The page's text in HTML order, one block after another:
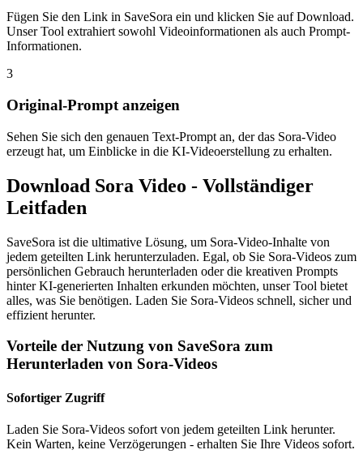
Fügen Sie den Link in SaveSora ein und klicken Sie auf Download.
Unser Tool extrahiert sowohl Videoinformationen als auch Prompt-
Informationen.
3
Original-Prompt anzeigen
Sehen Sie sich den genauen Text-Prompt an, der das Sora-Video
erzeugt hat, um Einblicke in die KI-Videoerstellung zu erhalten.
Download Sora Video - Vollständiger
Leitfaden
SaveSora ist die ultimative Lösung, um Sora-Video-Inhalte von
jedem geteilten Link herunterzuladen. Egal, ob Sie Sora-Videos zum
persönlichen Gebrauch herunterladen oder die kreativen Prompts
hinter KI-generierten Inhalten erkunden möchten, unser Tool bietet
alles, was Sie benötigen. Laden Sie Sora-Videos schnell, sicher und
effizient herunter.
Vorteile der Nutzung von SaveSora zum
Herunterladen von Sora-Videos
Sofortiger Zugriff
Laden Sie Sora-Videos sofort von jedem geteilten Link herunter.
Kein Warten, keine Verzögerungen - erhalten Sie Ihre Videos sofort.